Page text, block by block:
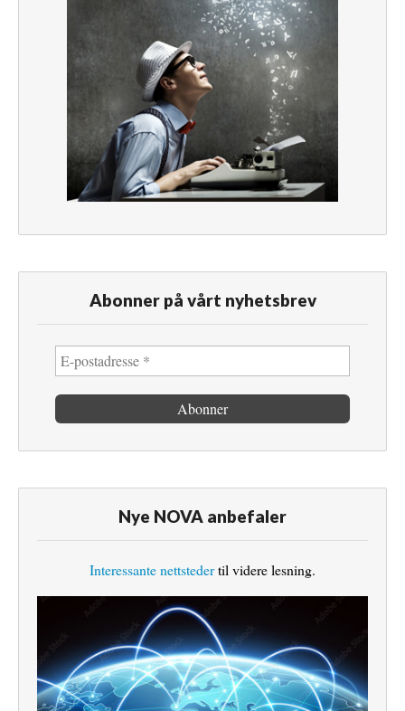
Abonner på vårt nyhetsbrev
Nye NOVA anbefaler
Interessante nettstedertil videre lesning.